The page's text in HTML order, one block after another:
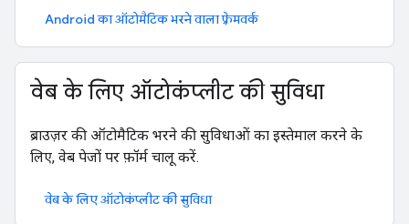
Android का ऑटोमैटिक भरने वाला फ़्रेमवर्क
वेब के लिए ऑटोकंप्लीट की सुविधा
ब्राउज़र की ऑटोमैटिक भरने की सुविधाओं का इस्तेमाल करने के
लिए, वेब पेजों पर फ़ॉर्म चालू करें.
वेब के लिए ऑटोकंप्लीट की सुविधा